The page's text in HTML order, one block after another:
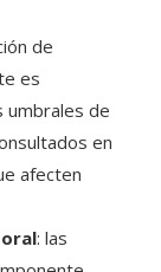
de
es
umbrales de
en
afecten
: las